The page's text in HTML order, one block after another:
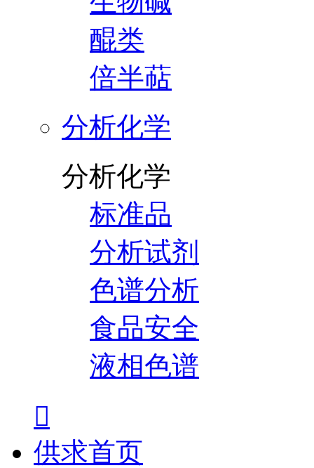
醌类
倍半萜
分析化学
分析化学
标准品
分析试剂
色谱分析
食品安全
液相色谱

供求首页